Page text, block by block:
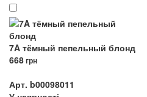
7A тёмный пепельный блонд
668грн
Арт. b00098011